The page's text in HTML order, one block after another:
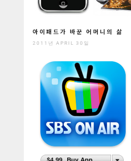
아이패드가 바꾼 어머니의 삶
2011년 APRIL 30일